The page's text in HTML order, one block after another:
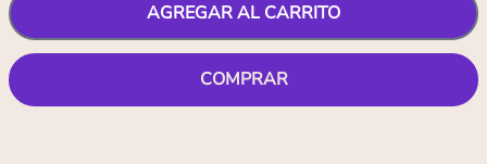
AGREGAR AL CARRITO
COMPRAR